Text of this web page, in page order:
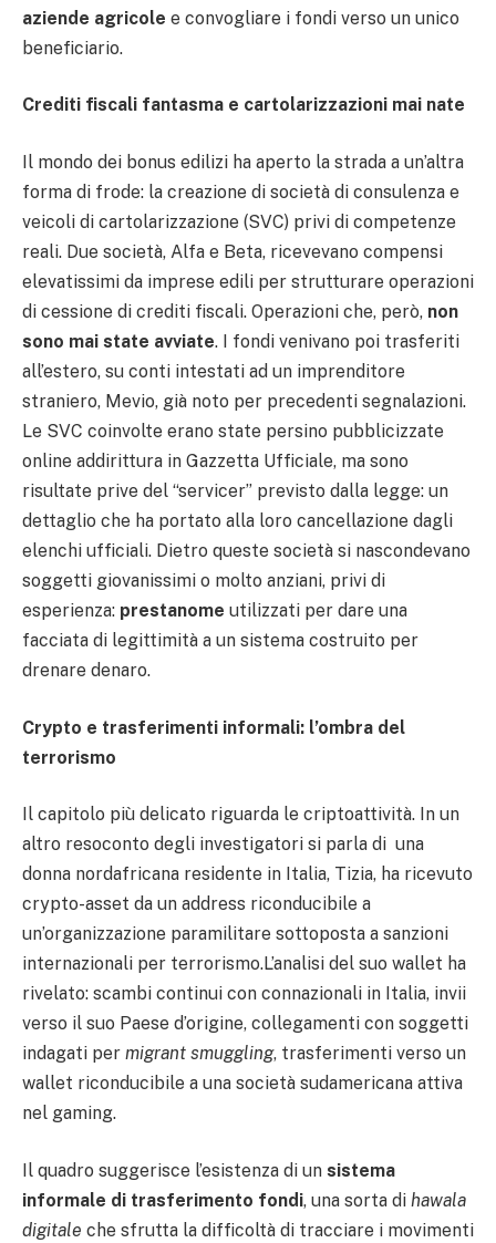
aziende agricole e convogliare i fondi verso un unico
beneficiario.
Crediti fiscali fantasma e cartolarizzazioni mai nate
Il mondo dei bonus edilizi ha aperto la strada a un’altra
forma di frode: la creazione di società di consulenza e
veicoli di cartolarizzazione (SVC) privi di competenze
reali. Due società, Alfa e Beta, ricevevano compensi
elevatissimi da imprese edili per strutturare operazioni
di cessione di crediti fiscali. Operazioni che, però, non
sono mai state avviate. I fondi venivano poi trasferiti
all’estero, su conti intestati ad un imprenditore
straniero, Mevio, già noto per precedenti segnalazioni.
Le SVC coinvolte erano state persino pubblicizzate
online addirittura in Gazzetta Ufficiale, ma sono
risultate prive del “servicer” previsto dalla legge: un
dettaglio che ha portato alla loro cancellazione dagli
elenchi ufficiali. Dietro queste società si nascondevano
soggetti giovanissimi o molto anziani, privi di
esperienza: prestanome utilizzati per dare una
facciata di legittimità a un sistema costruito per
drenare denaro.
Crypto e trasferimenti informali: l’ombra del
terrorismo
Il capitolo più delicato riguarda le criptoattività. In un
altro resoconto degli investigatori si parla di una
donna nordafricana residente in Italia, Tizia, ha ricevuto
crypto-asset da un address riconducibile a
un’organizzazione paramilitare sottoposta a sanzioni
internazionali per terrorismo.L’analisi del suo wallet ha
rivelato: scambi continui con connazionali in Italia, invii
verso il suo Paese d’origine, collegamenti con soggetti
indagati per migrant smuggling, trasferimenti verso un
wallet riconducibile a una società sudamericana attiva
nel gaming.
Il quadro suggerisce l’esistenza di un sistema
informale di trasferimento fondi, una sorta di hawala
digitale che sfrutta la difficoltà di tracciare i movimenti